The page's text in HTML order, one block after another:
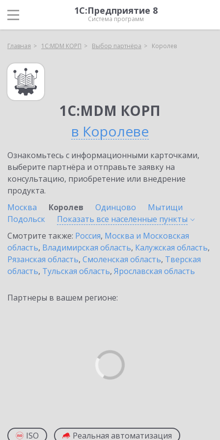
1С:Предприятие 8
Система программ
Главная 1С:MDM КОРП Выбор партнёра Королев
1С:MDM КОРП
в Королеве
Ознакомьтесь с информационными карточками,
выберите партнёра и отправьте заявку на
консультацию, приобретение или внедрение
продукта.
Москва
Королев Одинцово
Мытищи
Подольск
Показать все населенные пункты
Смотрите также: Россия, Москва и Московская
область, Владимирская область, Калужская область,
Рязанская область, Смоленская область, Тверская
область, Тульская область, Ярославская область
Партнеры в вашем регионе:
ISO Реальная автоматизация